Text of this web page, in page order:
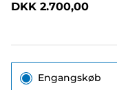
DKK 2.700,00
Engangskøb